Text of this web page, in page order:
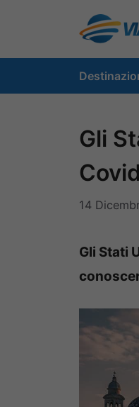
contenuto
Gli
Covid
14
Gli Stati